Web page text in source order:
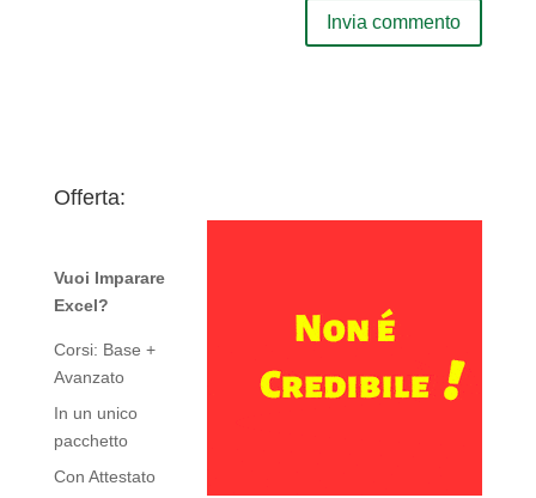
Offerta:
Vuoi Imparare
Excel?
Corsi: Base +
Avanzato
In un unico
pacchetto
Con Attestato